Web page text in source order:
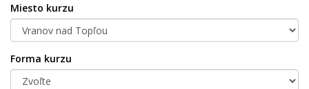
Miesto kurzu
Forma kurzu